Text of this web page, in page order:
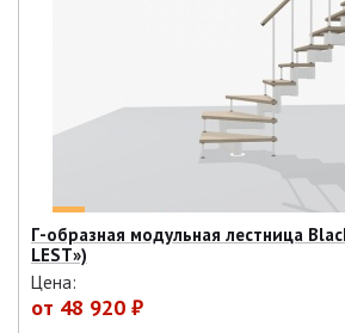
Г-образная модульная лестница
LEST»)
Цена:
от 48 920 ₽